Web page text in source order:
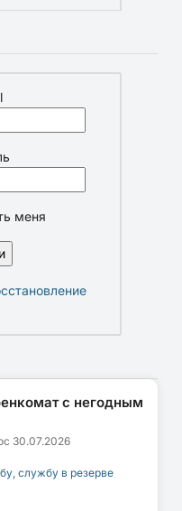
меня
с негодным
30.07.2026
службу в резерве